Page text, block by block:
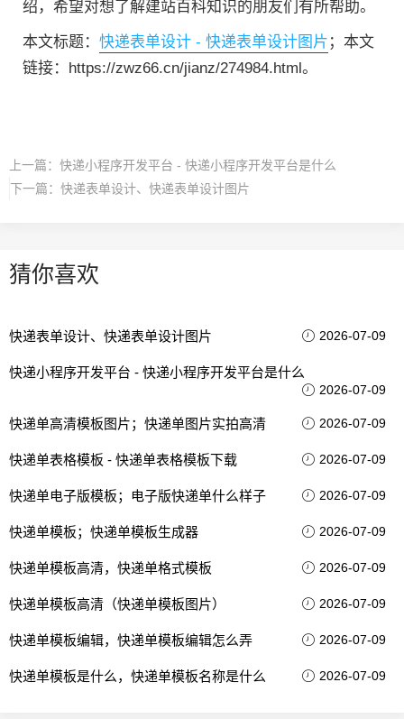
绍，希望对想了解建站百科知识的朋友们有所帮助。
本文标题： 快递表单设计 - 快递表单设计图片 ；本文
链接：https://zwz66.cn/jianz/274984.html。
上一篇： 快递小程序开发平台 - 快递小程序开发平台是什么
下一篇： 快递表单设计、快递表单设计图片
猜你喜欢
快递表单设计、快递表单设计图片 2026-07-09
快递小程序开发平台 - 快递小程序开发平台是什么
2026-07-09
快递单高清模板图片；快递单图片实拍高清 2026-07-09
快递单表格模板 - 快递单表格模板下载 2026-07-09
快递单电子版模板；电子版快递单什么样子 2026-07-09
快递单模板；快递单模板生成器 2026-07-09
快递单模板高清，快递单格式模板 2026-07-09
快递单模板高清（快递单模板图片） 2026-07-09
快递单模板编辑，快递单模板编辑怎么弄 2026-07-09
快递单模板是什么，快递单模板名称是什么 2026-07-09